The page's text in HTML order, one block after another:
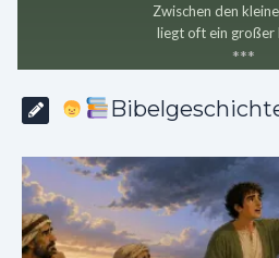
Zwischen den
liegt oft ein großer
***